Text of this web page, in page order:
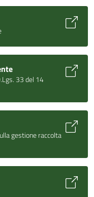
33 del 14
gestione raccolta